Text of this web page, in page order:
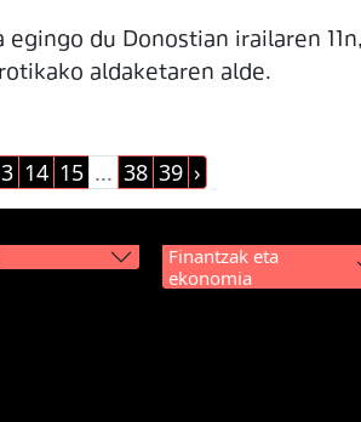
du Donostian irailaren
aldaketaren alde.
14 15 ... 38 39 ›
Finantzak eta
ekonomia